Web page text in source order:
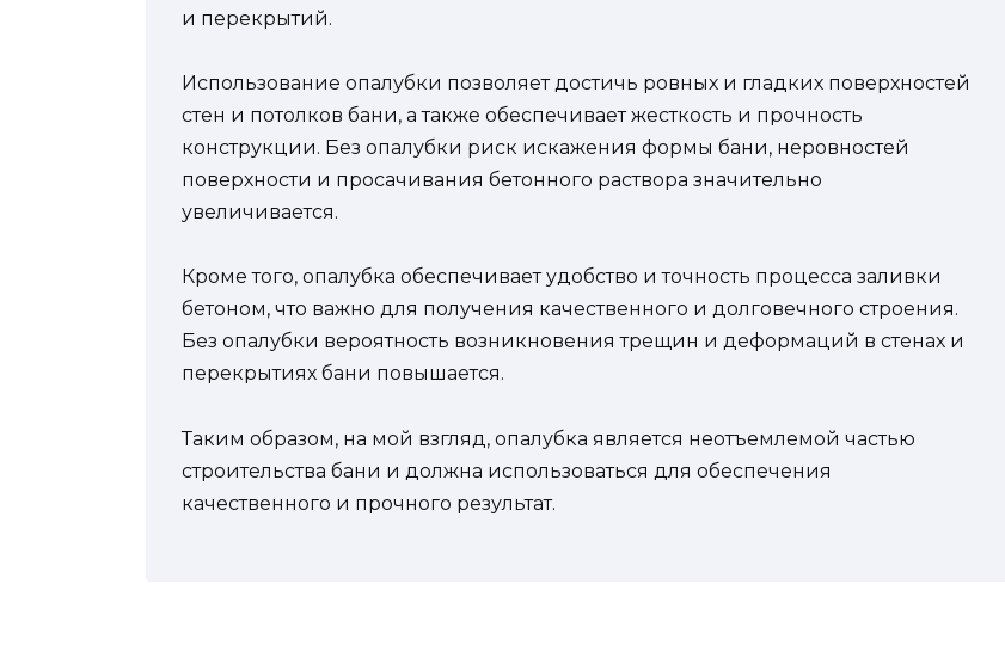
и перекрытий.
Использование опалубки позволяет достичь ровных и гладких поверхностей
стен и потолков бани, а также обеспечивает жесткость и прочность
конструкции. Без опалубки риск искажения формы бани, неровностей
поверхности и просачивания бетонного раствора значительно
увеличивается.
Кроме того, опалубка обеспечивает удобство и точность процесса заливки
бетоном, что важно для получения качественного и долговечного строения.
Без опалубки вероятность возникновения трещин и деформаций в стенах и
перекрытиях бани повышается.
Таким образом, на мой взгляд, опалубка является неотъемлемой частью
строительства бани и должна использоваться для обеспечения
качественного и прочного результат.